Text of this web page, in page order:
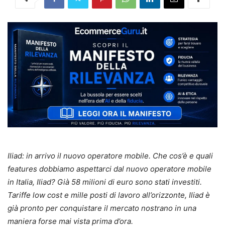
Iliad: in arrivo il nuovo operatore mobile. Che cos’è e quali
features dobbiamo aspettarci dal nuovo operatore mobile
in Italia, Iliad? Già 58 milioni di euro sono stati investiti.
Tariffe low cost e mille posti di lavoro all’orizzonte, Iliad è
già pronto per conquistare il mercato nostrano in una
maniera forse mai vista prima d’ora.